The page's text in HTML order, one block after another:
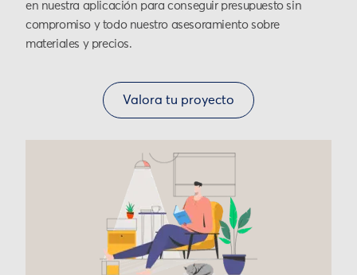
en nuestra aplicación para conseguir presupuesto sin
compromiso y todo nuestro asesoramiento sobre
materiales y precios.
Valora tu proyecto